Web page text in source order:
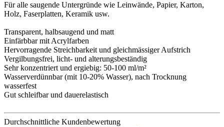
Für alle saugende Untergründe wie Leinwände, Papier, Karton,
Holz, Faserplatten, Keramik usw.
Transparent, halbsaugend und matt
Einfärbbar mit Acrylfarben
Hervorragende Streichbarkeit und gleichmässiger Aufstrich
Vergilbungsfrei, licht- und alterungsbeständig
Sehr konzentriert und ergiebig: 50-100 ml/m²
Wasserverdünnbar (mit 10-20% Wasser), nach Trocknung
wasserfest
Gut schleifbar und dauerelastisch
Durchschnittliche Kundenbewertung